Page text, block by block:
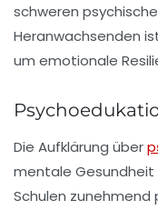
schweren
Heranwachsenden
um emotionale
Die Aufklärung über
mentale Gesundheit
Schulen zunehmend